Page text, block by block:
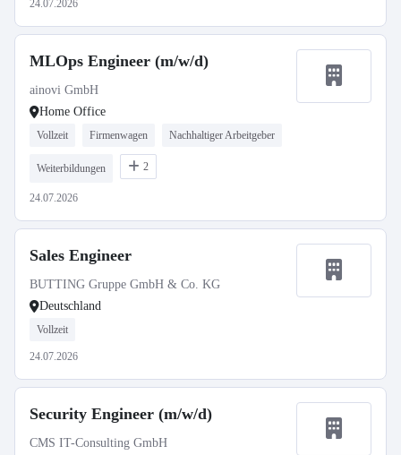
24.07.2026
MLOps Engineer (m/w/d)
ainovi GmbH
Home Office
Vollzeit Firmenwagen Nachhaltiger Arbeitgeber
Weiterbildungen 2
24.07.2026
Sales Engineer
BUTTING Gruppe GmbH & Co. KG
Deutschland
Vollzeit
24.07.2026
Security Engineer (m/w/d)
CMS IT-Consulting GmbH